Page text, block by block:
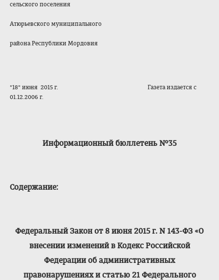
сельского поселения
Атюрьевского муниципального
района Республики Мордовия
"18" июня 2015 г. Газета издается с
01.12.2006 г.
Информационный бюллетень №35
Содержание:
Федеральный Закон от 8 июня 2015 г. N 143-ФЗ «О
внесении изменений в Кодекс Российской
Федерации об административных
правонарушениях и статью 21 Федерального